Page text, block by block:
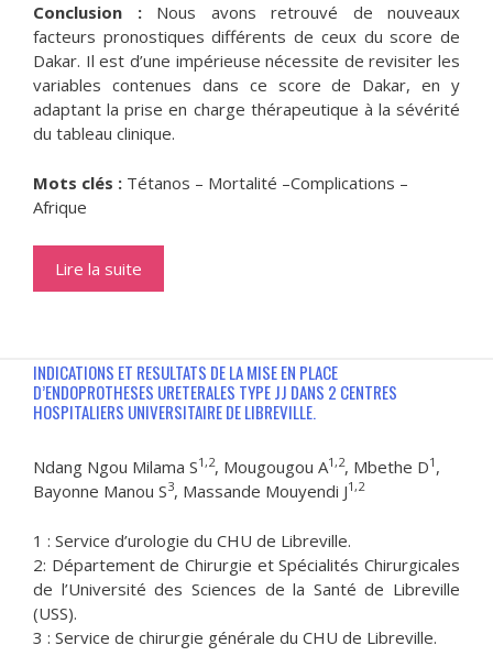
Conclusion :Nous avons retrouvé de nouveaux
facteurs pronostiques différents de ceux du score de
Dakar. Il est d’une impérieuse nécessite de revisiter les
variables contenues dans ce score de Dakar, en y
adaptant la prise en charge thérapeutique à la sévérité
du tableau clinique.
Mots clés : Tétanos – Mortalité –Complications –
Afrique
Lire la suite
INDICATIONS ET RESULTATS DE LA MISE EN PLACE
D’ENDOPROTHESES URETERALES TYPE JJ DANS 2 CENTRES
HOSPITALIERS UNIVERSITAIRE DE LIBREVILLE.
Ndang Ngou Milama S1,2, Mougougou A1,2, Mbethe D1 ,
Bayonne Manou S3, Massande Mouyendi J1,2
1 : Service d’urologie du CHU de Libreville.
2: Département de Chirurgie et Spécialités Chirurgicales
de l’Université des Sciences de la Santé de Libreville
(USS).
3 : Service de chirurgie générale du CHU de Libreville.